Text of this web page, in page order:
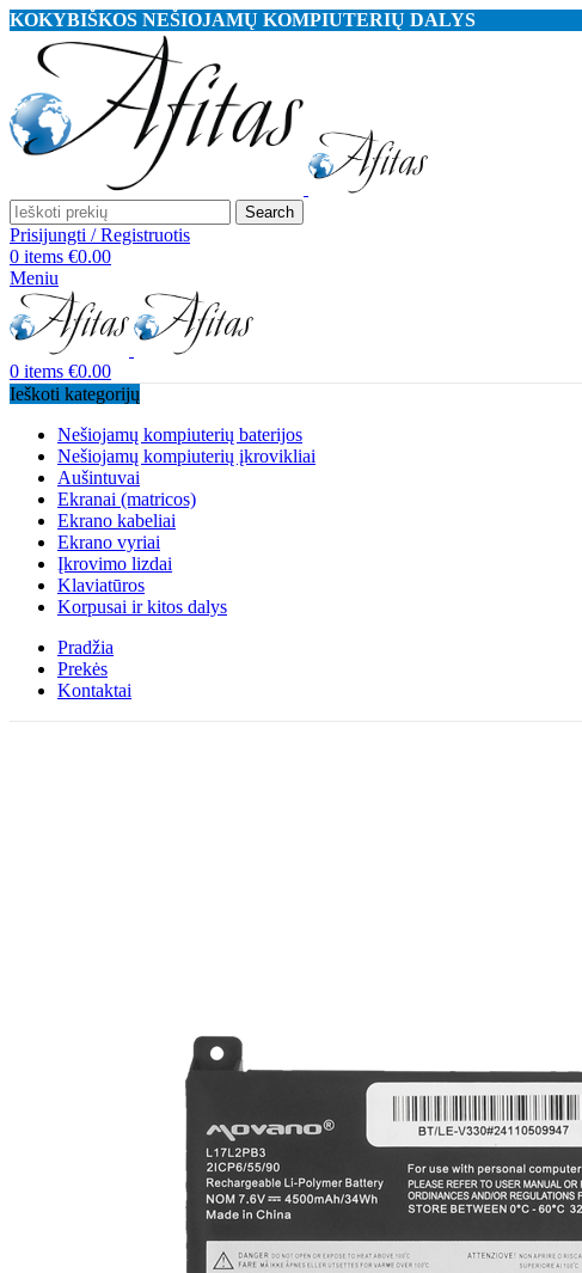
KOKYBIŠKOS NEŠIOJAMŲ KOMPIUTERIŲ DALYS
Search
Prisijungti / Registruotis
0 items €0.00
Meniu
0 items €0.00
Ieškoti kategorijų
Nešiojamų kompiuterių baterijos
Nešiojamų kompiuterių įkrovikliai
Aušintuvai
Ekranai (matricos)
Ekrano kabeliai
Ekrano vyriai
Įkrovimo lizdai
Klaviatūros
Korpusai ir kitos dalys
Pradžia
Prekės
Kontaktai